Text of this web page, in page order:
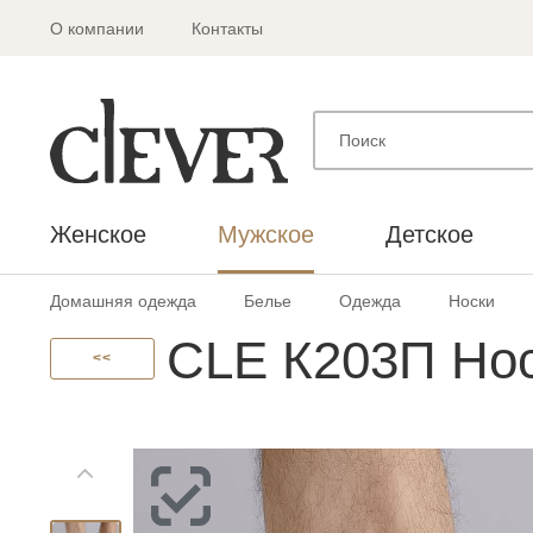
О компании Контакты
Женское Мужское Детское
Домашняя одежда Белье Одежда Носки
<< CLE К203П